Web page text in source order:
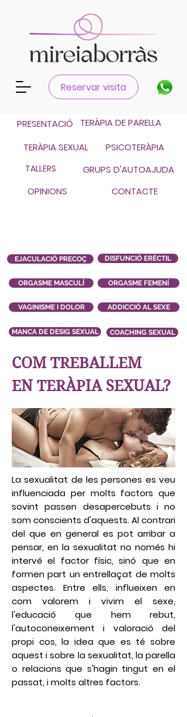
Reservar visita
Català
Castellano
PRESENTACIÓ
TERÀPIA DE PARELLA
TERÀPIA SEXUAL
PSICOTERÀPIA
TALLERS
GRUPS D'AUTOAJUDA
OPINIONS
CONTACTE
EJACULACIÓ PRECOÇ DISFUNCIÓ ERÈCTIL
ORGASME MASCULÍ ORGASME FEMENÍ
VAGINISME I DOLOR ADDICCIÓ AL SEXE
MANCA DE DESIG SEXUAL COACHING SEXUAL
COM TREBALLEM
EN TERÀPIA SEXUAL?
La sexualitat de les persones es veu
influenciada per molts factors que
sovint passen desapercebuts i no
som conscients d'aquests. Al contrari
del que en general es pot arribar a
pensar, en la sexualitat no només hi
intervé el factor físic, sinó que en
formen part un entrellaçat de molts
aspectes. Entre ells, influeixen en
com valorem i vivim el sexe,
l'educació que hem rebut,
l'autoconeixement i valoració del
propi cos, la idea que es té sobre
aquest i sobre la sexualitat, la parella
o relacions que s'hagin tingut en el
passat, i molts altres factors.